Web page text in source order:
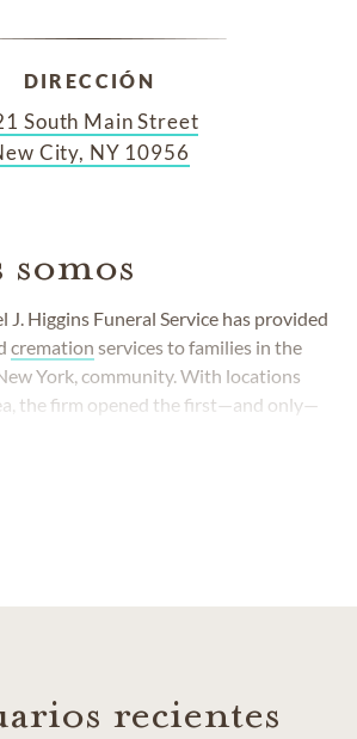
DIRECCIÓN
South Main Street
City, NY 10956
J. Higgins Funeral Service has provided
cremation services to families in the
York, community. With locations
the firm opened the first—and only—
recientes